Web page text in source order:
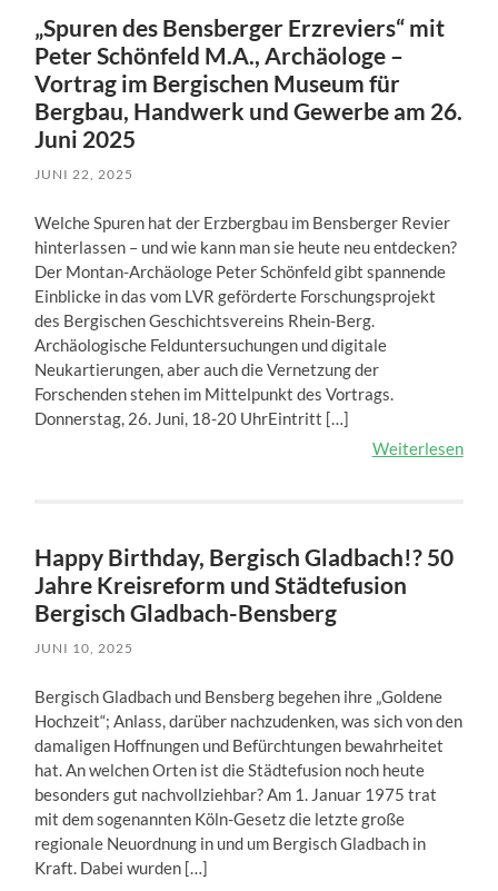
„Spuren des Bensberger Erzreviers“ mit
Peter Schönfeld M.A., Archäologe –
Vortrag im Bergischen Museum für
Bergbau, Handwerk und Gewerbe am 26.
Juni 2025
JUNI 22, 2025
Welche Spuren hat der Erzbergbau im Bensberger Revier
hinterlassen – und wie kann man sie heute neu entdecken?
Der Montan-Archäologe Peter Schönfeld gibt spannende
Einblicke in das vom LVR geförderte Forschungsprojekt
des Bergischen Geschichtsvereins Rhein-Berg.
Archäologische Felduntersuchungen und digitale
Neukartierungen, aber auch die Vernetzung der
Forschenden stehen im Mittelpunkt des Vortrags.
Donnerstag, 26. Juni, 18-20 UhrEintritt […]
Weiterlesen
Happy Birthday, Bergisch Gladbach!? 50
Jahre Kreisreform und Städtefusion
Bergisch Gladbach-Bensberg
JUNI 10, 2025
Bergisch Gladbach und Bensberg begehen ihre „Goldene
Hochzeit“; Anlass, darüber nachzudenken, was sich von den
damaligen Hoffnungen und Befürchtungen bewahrheitet
hat. An welchen Orten ist die Städtefusion noch heute
besonders gut nachvollziehbar? Am 1. Januar 1975 trat
mit dem sogenannten Köln-Gesetz die letzte große
regionale Neuordnung in und um Bergisch Gladbach in
Kraft. Dabei wurden […]